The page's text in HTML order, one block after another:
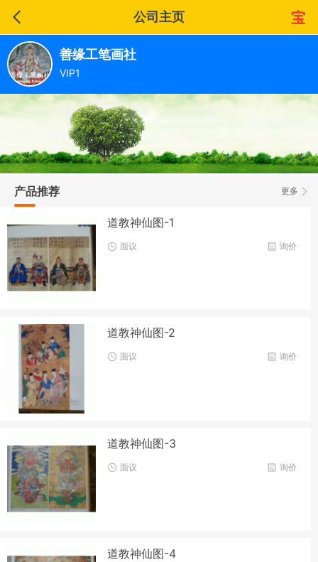
公司主页
善缘工笔画社
VIP1
更多
产品推荐
道教神仙图-1
询价
面议
道教神仙图-2
询价
面议
道教神仙图-3
询价
面议
道教神仙图-4